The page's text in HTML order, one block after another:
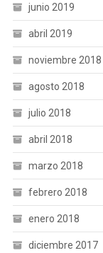
junio 2019
abril 2019
noviembre 2018
agosto 2018
julio 2018
abril 2018
marzo 2018
febrero 2018
enero 2018
diciembre 2017